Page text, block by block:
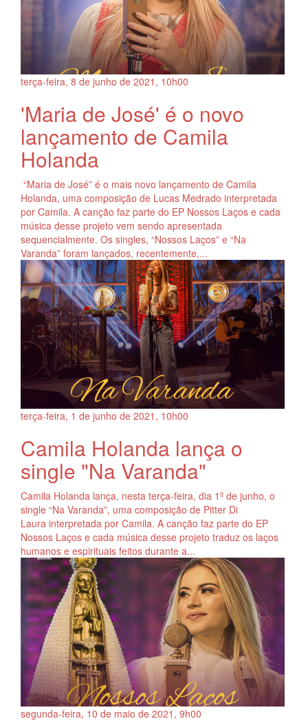
terça-feira, 8 de junho de 2021, 10h00
'Maria de José' é o novo
lançamento de Camila
Holanda
“Maria de José” é o mais novo lançamento de Camila
Holanda, uma composição de Lucas Medrado interpretada
por Camila. A canção faz parte do EP Nossos Laços e cada
música desse projeto vem sendo apresentada
sequencialmente. Os singles, “Nossos Laços” e “Na
Varanda” foram lançados, recentemente,...
terça-feira, 1 de junho de 2021, 10h00
Camila Holanda lança o
single "Na Varanda"
Camila Holanda lança, nesta terça-feira, dia 1º de junho, o
single “Na Varanda”, uma composição de Pitter Di
Laura interpretada por Camila. A canção faz parte do EP
Nossos Laços e cada música desse projeto traduz os laços
humanos e espirituais feitos durante a...
segunda-feira, 10 de maio de 2021, 9h00